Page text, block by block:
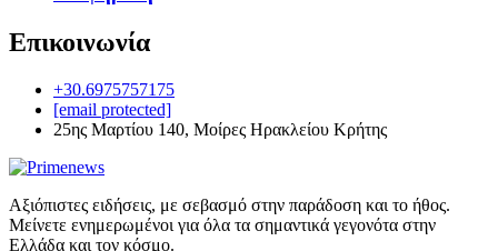
Επικοινωνία
+30.6975757175
[email protected]
25ης Μαρτίου 140, Μοίρες Ηρακλείου Κρήτης
Αξιόπιστες ειδήσεις, με σεβασμό στην παράδοση και το ήθος.
Μείνετε ενημερωμένοι για όλα τα σημαντικά γεγονότα στην
Ελλάδα και τον κόσμο.